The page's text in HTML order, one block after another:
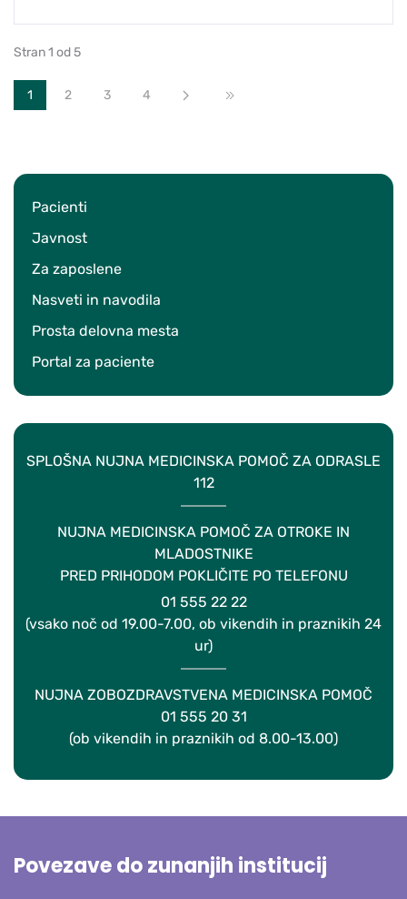
Pacienti
Javnost
Za zaposlene
Nasveti in navodila
Prosta delovna mesta
Portal za paciente
SPLOŠNA NUJNA MEDICINSKA POMOČ ZA ODRASLE
112
NUJNA MEDICINSKA POMOČ ZA OTROKE IN
MLADOSTNIKE
PRED PRIHODOM POKLIČITE PO TELEFONU
01 555 22 22
(vsako noč od 19.00-7.00, ob vikendih in praznikih 24
ur)
NUJNA ZOBOZDRAVSTVENA MEDICINSKA POMOČ
01 555 20 31
(ob vikendih in praznikih od 8.00-13.00)
Stran 1 od 5
1 2 3 4 Naprej
Povezave do zunanjih institucij